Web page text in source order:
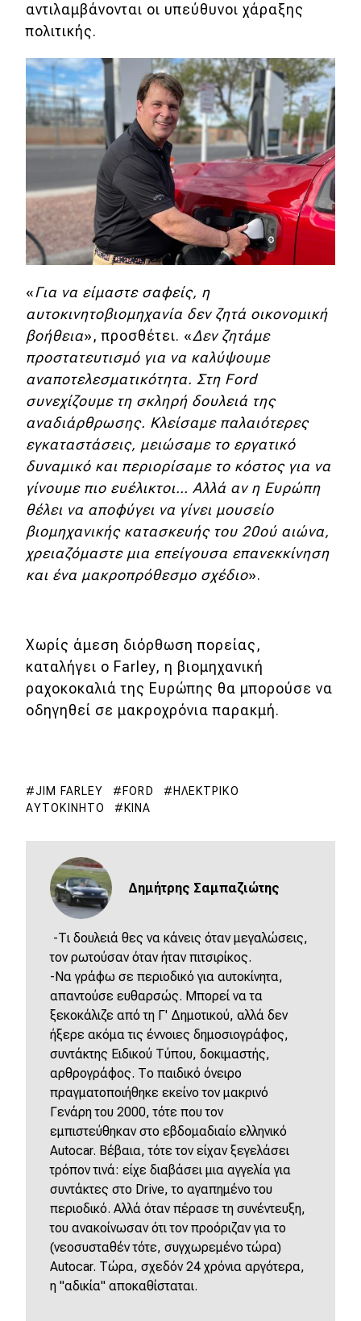
αντιλαμβάνονται οι υπεύθυνοι χάραξης
πολιτικής.
«Για να είμαστε σαφείς, η
αυτοκινητοβιομηχανία δεν ζητά οικονομική
βοήθεια», προσθέτει. «Δεν ζητάμε
προστατευτισμό για να καλύψουμε
αναποτελεσματικότητα. Στη Ford
συνεχίζουμε τη σκληρή δουλειά της
αναδιάρθρωσης. Κλείσαμε παλαιότερες
εγκαταστάσεις, μειώσαμε το εργατικό
δυναμικό και περιορίσαμε το κόστος για να
γίνουμε πιο ευέλικτοι… Αλλά αν η Ευρώπη
θέλει να αποφύγει να γίνει μουσείο
βιομηχανικής κατασκευής του 20ού αιώνα,
χρειαζόμαστε μια επείγουσα επανεκκίνηση
και ένα μακροπρόθεσμο σχέδιο».
Χωρίς άμεση διόρθωση πορείας,
καταλήγει ο Farley, η βιομηχανική
ραχοκοκαλιά της Ευρώπης θα μπορούσε να
οδηγηθεί σε μακροχρόνια παρακμή.
JIM FARLEY FORD
ΗΛΕΚΤΡΙΚΌ
ΑΥΤΟΚΊΝΗΤΟ
ΚΊΝΑ
Δημήτρης Σαμπαζιώτης
-Τι δουλειά θες να κάνεις όταν μεγαλώσεις,
τον ρωτούσαν όταν ήταν πιτσιρίκος.
-Να γράφω σε περιοδικό για αυτοκίνητα,
απαντούσε ευθαρσώς. Μπορεί να τα
ξεκοκάλιζε από τη Γ' Δημοτικού, αλλά δεν
ήξερε ακόμα τις έννοιες δημοσιογράφος,
συντάκτης Ειδικού Τύπου, δοκιμαστής,
αρθρογράφος. Το παιδικό όνειρο
πραγματοποιήθηκε εκείνο τον μακρινό
Γενάρη του 2000, τότε που τον
εμπιστεύθηκαν στο εβδομαδιαίο ελληνικό
Autocar. Βέβαια, τότε τον είχαν ξεγελάσει
τρόπον τινά: είχε διαβάσει μια αγγελία για
συντάκτες στο Drive, το αγαπημένο του
περιοδικό. Αλλά όταν πέρασε τη συνέντευξη,
του ανακοίνωσαν ότι τον προόριζαν για το
(νεοσυσταθέν τότε, συγχωρεμένο τώρα)
Autocar. Τώρα, σχεδόν 24 χρόνια αργότερα,
η "αδικία" αποκαθίσταται.